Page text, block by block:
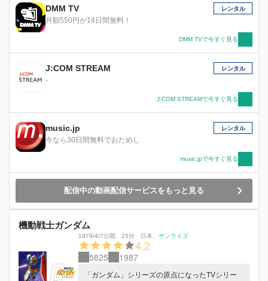
DMM TV
月額550円が14日間無料！
レンタル
DMM TVで今すぐ見る
J:COM STREAM
-
レンタル
J:COM STREAMで今すぐ見る
music.jp
今なら30日間無料でおためし
レンタル
music.jpで今すぐ見る
配信中の動画配信サービスをもっと見る
機動戦士ガンダム
1979/4/7公開 25分 日本 サンライズ
4.2
5825 1987
「ガンダム」シリーズの原点になったTVシリー